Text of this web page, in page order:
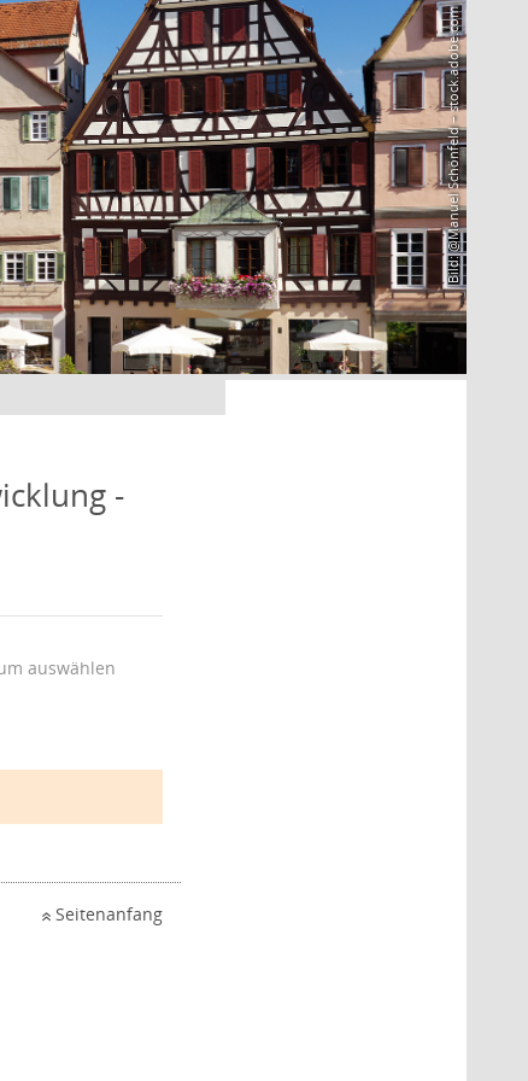
Bild: @Manuel Schönfeld – stock.adobe.com
-
auswählen
Seitenanfang